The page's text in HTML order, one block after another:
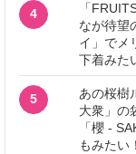
4
「
なが待望
イ」でメ
下着みた
5
あの桜樹
大衆」の
「櫻 -
もみたい